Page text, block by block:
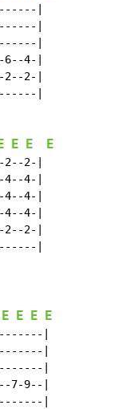
|
|
|
4-|
2-|
|
E E E E
2-|
4-|
4-|
4-|
2-|
|
E E E E
|
|
|
9--|
|